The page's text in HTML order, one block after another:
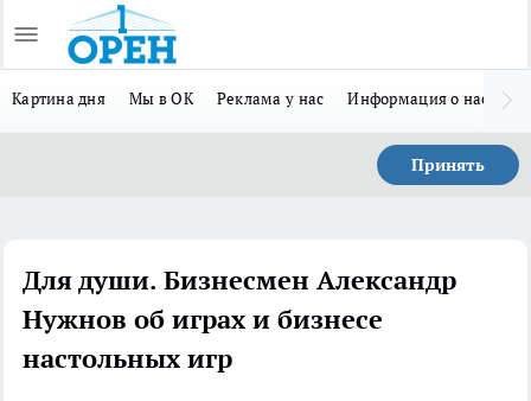
Картина дня Мы в ОК Реклама у нас Информация о нас
Принять
Для души. Бизнесмен Александр
Нужнов об играх и бизнесе
настольных игр